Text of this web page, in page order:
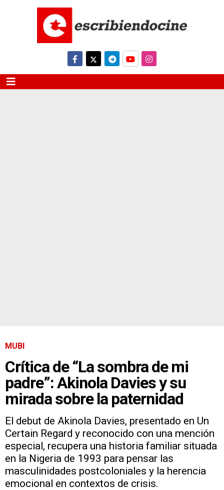
MUBI
Crítica de “La sombra de mi
padre”: Akinola Davies y su
mirada sobre la paternidad
El debut de Akinola Davies, presentado en Un
Certain Regard y reconocido con una mención
especial, recupera una historia familiar situada
en la Nigeria de 1993 para pensar las
masculinidades postcoloniales y la herencia
emocional en contextos de crisis.